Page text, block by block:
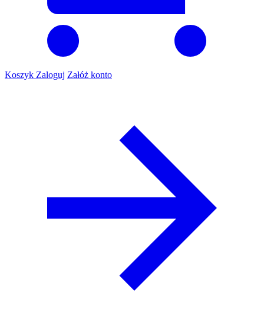
Koszyk Zaloguj Załóż konto